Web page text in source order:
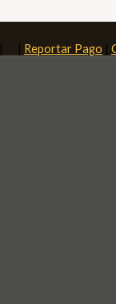
Reportar Pago